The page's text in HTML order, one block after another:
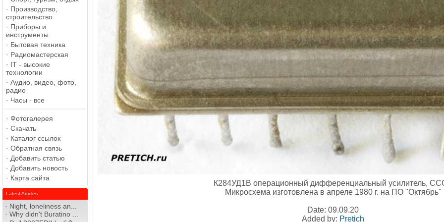
· Производство,
строительство
· Приборы и
инструменты
· Бытовая техника
· Радиомастерская
· IT - высокие
технологии
· Аудио, видео, фото,
радио
· Часы - все
· Фотогалерея
· Скачать
· Каталог ссылок
· Обратная связь
· Добавить статью
· Добавить новость
· Карта сайта
Latest Articles
· Night, loneliness an...
· Why didn't Buratino ...
К284УД1В операционный дифференциальный усилитель,
Микросхема изготовлена в апреле 1980 г. на ПО "Октябрь"
Date: 09.09.20
Added by: Pretich